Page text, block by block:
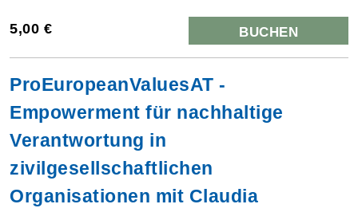
5,00 € BUCHEN
ProEuropeanValuesAT -
Empowerment für nachhaltige
Verantwortung in
zivilgesellschaftlichen
Organisationen mit Claudia